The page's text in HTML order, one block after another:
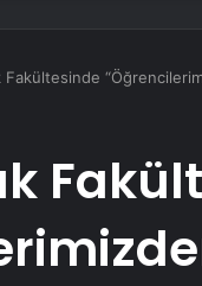
Fakültesinde